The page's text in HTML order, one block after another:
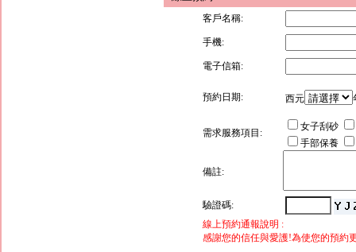
客戶名稱:
手機:
電子信箱:
預約日期: 西元
需求服務項目:
女子刮砂
手部保養
備註:
驗證碼:
線上預約通報說明 :
感謝您的信任與愛護!為使您的預約